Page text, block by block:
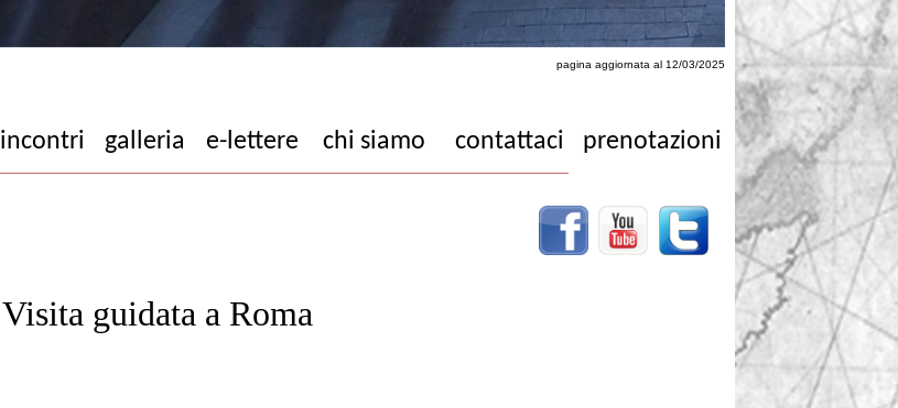
pagina aggiornata al 12/03/2025
incontri galleria e-lettere chi siamo contattaci prenotazioni
Visita guidata a Roma